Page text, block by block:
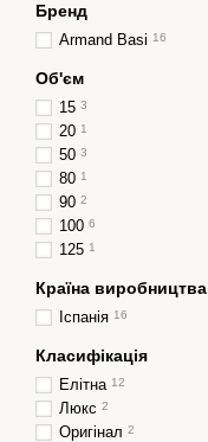
Бренд
Armand Basi 16
Об'єм
15 3
20 1
50 3
80 1
90 2
100 6
125 1
Країна виробництва
Іспанія 16
Класифікація
Елітна 12
Люкс 2
Оригінал 2